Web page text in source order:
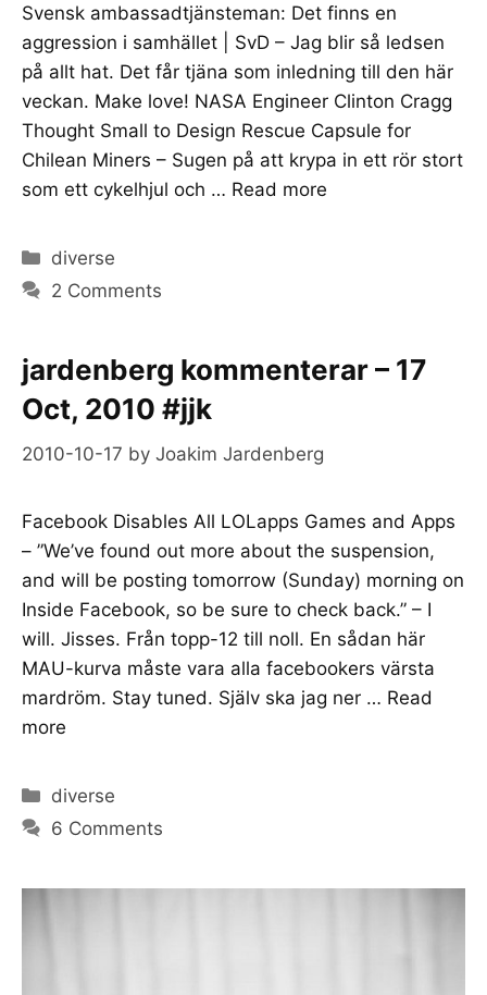
Svensk ambassadtjänsteman: Det finns en
aggression i samhället | SvD – Jag blir så ledsen
på allt hat. Det får tjäna som inledning till den här
veckan. Make love! NASA Engineer Clinton Cragg
Thought Small to Design Rescue Capsule for
Chilean Miners – Sugen på att krypa in ett rör stort
som ett cykelhjul och … Read more
Categories
diverse
2 Comments
jardenberg kommenterar – 17
Oct, 2010 #jjk
2010-10-17 by Joakim Jardenberg
Facebook Disables All LOLapps Games and Apps
– ”We’ve found out more about the suspension,
and will be posting tomorrow (Sunday) morning on
Inside Facebook, so be sure to check back.” – I
will. Jisses. Från topp-12 till noll. En sådan här
MAU-kurva måste vara alla facebookers värsta
mardröm. Stay tuned. Själv ska jag ner … Read
more
Categories
diverse
6 Comments